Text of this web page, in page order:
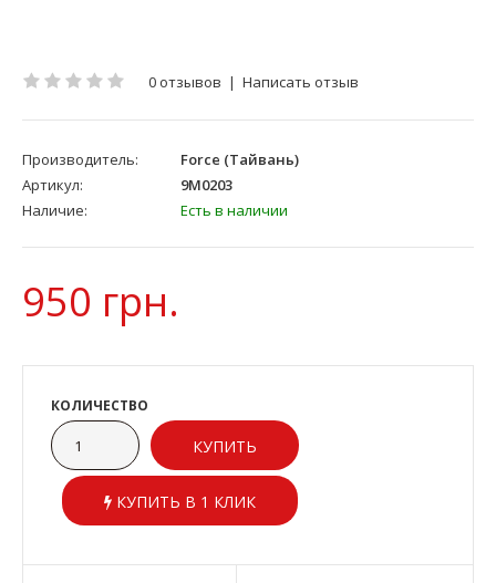
0 отзывов | Написать отзыв
Производитель:
Force (Тайвань)
Артикул:
9M0203
Наличие:
Есть в наличии
950 грн.
КОЛИЧЕСТВО
КУПИТЬ В 1 КЛИК